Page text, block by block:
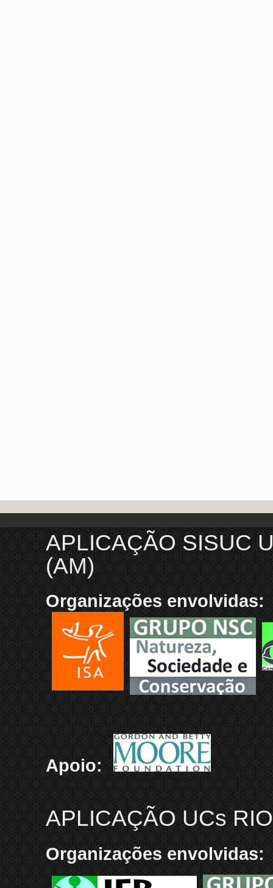
APLICAÇÃO SISUC
(AM)
Organizações envolvidas:
Apoio:
APLICAÇÃO UCs
Organizações envolvidas: